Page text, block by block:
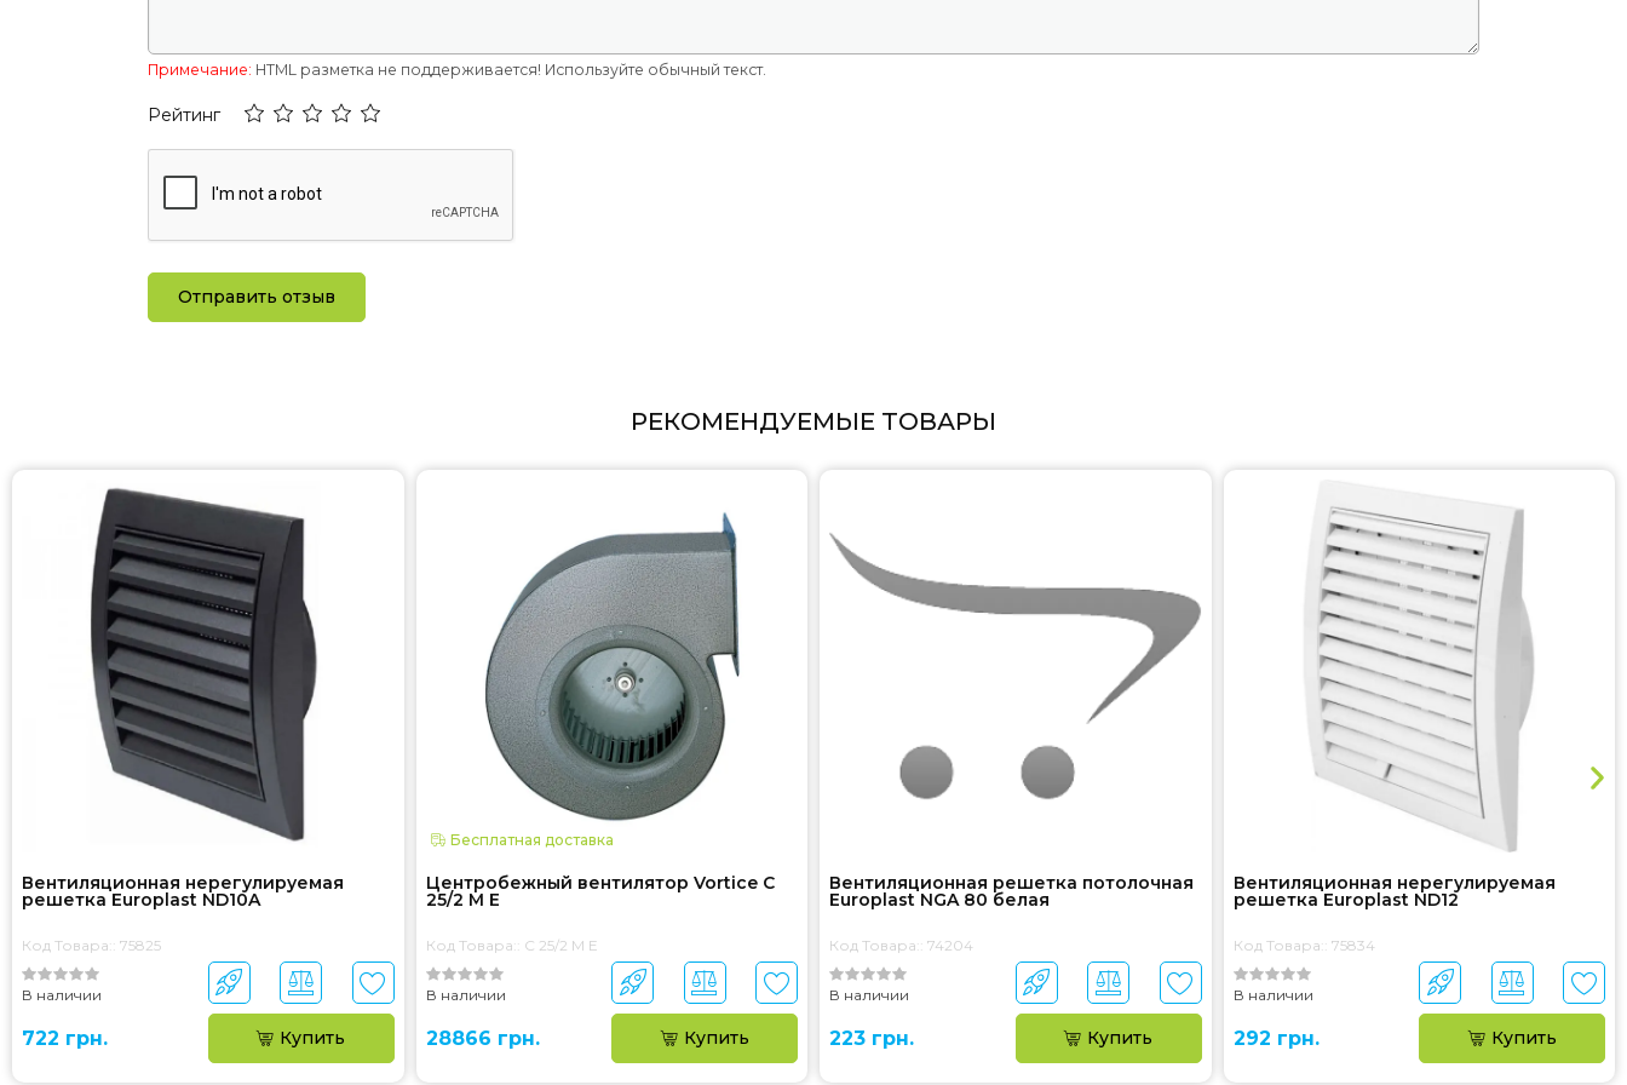
Вес
Количество фаз
Страна регистрации бренда
Примечание: HTML разметка не поддерживается! Используйте обычный текст.
Рейтинг
Отправить отзыв
РЕКОМЕНДУЕМЫЕ ТОВАРЫ
Вентиляционная нерегулируемая
решетка Europlast ND10A
Код Товара:: 75825
В наличии
722 грн. Купить
Бесплатная доставка
Центробежный вентилятор Vortice C
25/2 M E
Код Товара:: C 25/2 M E
В наличии
28866 грн. Купить
Вентиляционная решетка потолочная
Europlast NGA 80 белая
Код Товара:: 74204
В наличии
223 грн. Купить
Вентиляционная нерегулируемая
решетка Europlast ND12
Код Товара:: 75834
В наличии
292 грн. Купить